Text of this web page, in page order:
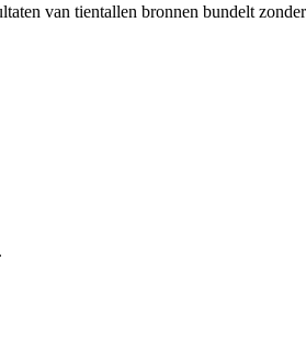
van tientallen bronnen bundelt